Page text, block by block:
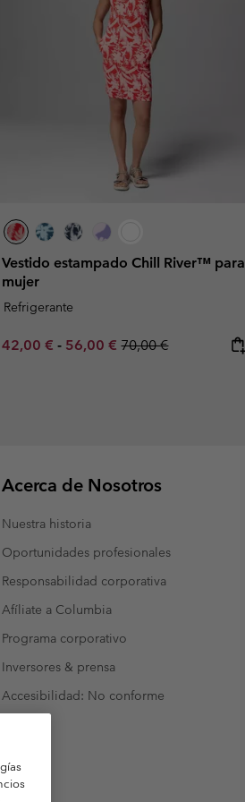
Vestido estampado Chill River™ para
mujer
Refrigerante
Minimum sale price:
42,00 €- Maximum sale price:
56,00 €Regular price:
70,00 €
Acerca de Nosotros
Nuestra historia
Oportunidades profesionales
Responsabilidad corporativa
Afíliate a Columbia
Programa corporativo
Inversores & prensa
Accesibilidad: No conforme